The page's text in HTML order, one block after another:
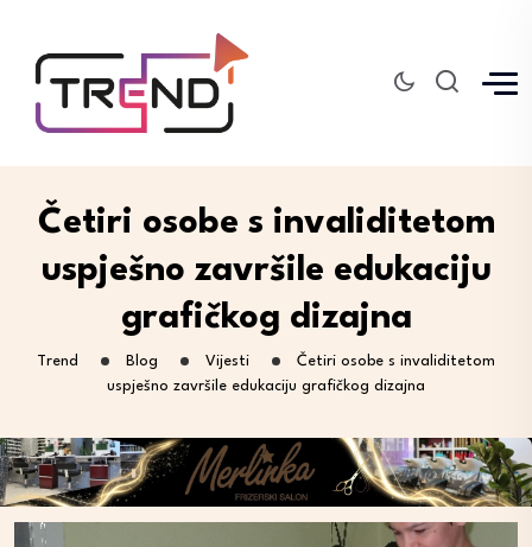
Četiri osobe s invaliditetom
uspješno završile edukaciju
grafičkog dizajna
Trend Blog Vijesti
Četiri osobe s invaliditetom
uspješno završile edukaciju grafičkog dizajna